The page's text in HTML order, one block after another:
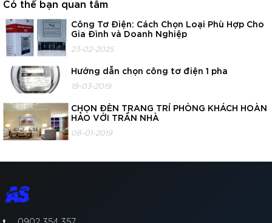
Có thể bạn quan tâm
Công Tơ Điện: Cách Chọn Loại Phù Hợp Cho
Gia Đình và Doanh Nghiệp
23-02-2025
Hướng dẫn chọn công tơ điện 1 pha
19-03-2019
CHỌN ĐÈN TRANG TRÍ PHÒNG KHÁCH HOÀN
HẢO VỚI TRẦN NHÀ
08-01-2019